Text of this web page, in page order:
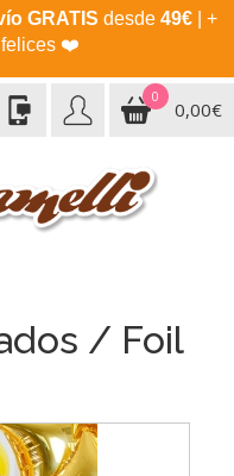
GRATIS desde 49€| +
❤️
0
0,00€
/ Foil